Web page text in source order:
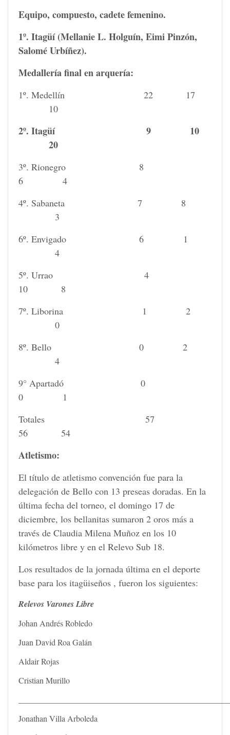
Equipo, compuesto, cadete femenino.
1º. Itagüí (Mellanie L. Holguín, Eimi Pinzón,
Salomé Urbíñez).
Medallería final en arquería:
1º. Medellín 22 17
10
2º. Itagüí 9 10
20
3º. Rionegro 8
6 4
4º. Sabaneta 7 8
3
6º. Envigado 6 1
4
5º. Urrao 4
10 8
7º. Liborina 1 2
0
8º. Bello 0 2
4
9° Apartadó 0
0 1
Totales 57
56 54
Atletismo:
El título de atletismo convención fue para la
delegación de Bello con 13 preseas doradas. En la
última fecha del torneo, el domingo 17 de
diciembre, los bellanitas sumaron 2 oros más a
través de Claudia Milena Muñoz en los 10
kilómetros libre y en el Relevo Sub 18.
Los resultados de la jornada última en el deporte
base para los itagüiseños , fueron los siguientes:
Relevos Varones Libre
Johan Andrés Robledo
Juan David Roa Galán
Aldair Rojas
Cristian Murillo
Jonathan Villa Arboleda